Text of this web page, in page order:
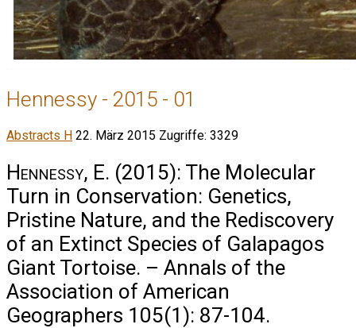
Hennessy - 2015 - 01
Abstracts H 22. März 2015 Zugriffe: 3329
Hennessy, E. (2015): The Molecular
Turn in Conservation: Genetics,
Pristine Nature, and the Rediscovery
of an Extinct Species of Galapagos
Giant Tortoise. – Annals of the
Association of American
Geographers 105(1): 87-104.